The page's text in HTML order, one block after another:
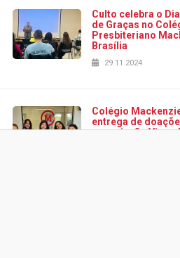
Culto celebra o
de Graças no
Presbiteriano
Brasília
29.11.2024
Colégio
entrega de
associação Viver